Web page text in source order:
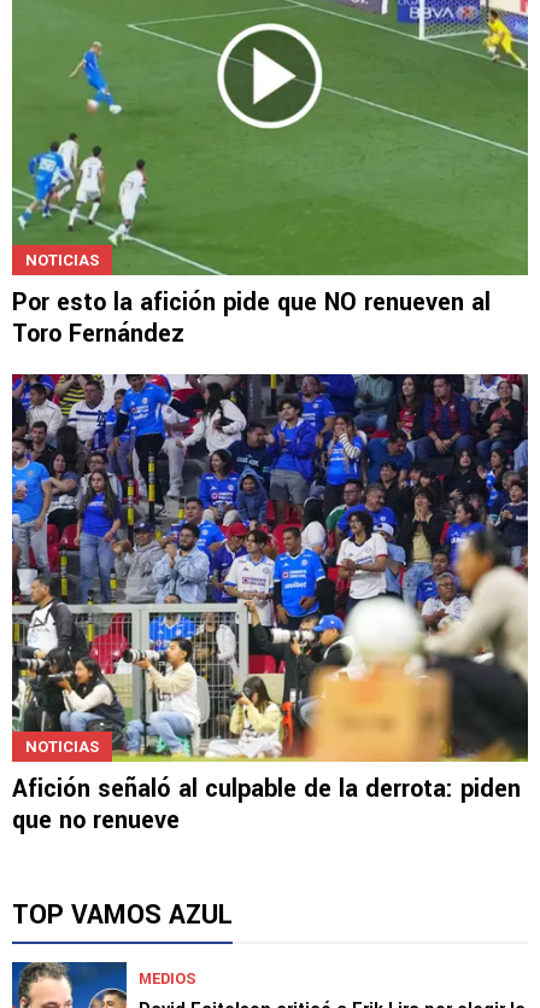
NOTICIAS
Por esto la afición pide que NO renueven al
Toro Fernández
NOTICIAS
Afición señaló al culpable de la derrota: piden
que no renueve
TOP VAMOS AZUL
MEDIOS